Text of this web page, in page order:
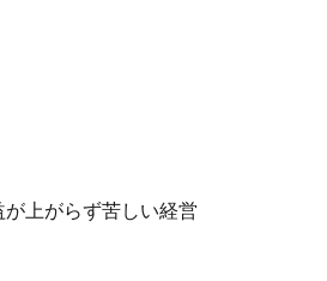
上がらず苦しい経営